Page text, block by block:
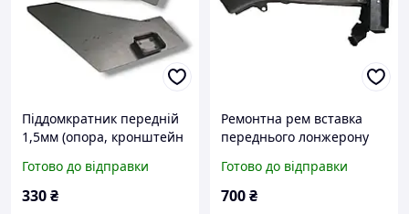
Піддомкратник передній
1,5мм (опора, кронштейн
21099, 2113, 2114, 2115
лівий АБО правий
Готово до відправки
330₴
Ремонтна рем вставка
переднього лонжерону
2113, 2114, 2115 у зборі
ліва Україна
Готово до відправки
700₴